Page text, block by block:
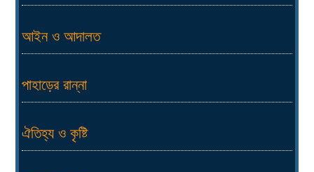
আইন ও আদালত
পাহাড়ের রান্না
ঐতিহ্য ও কৃষ্টি